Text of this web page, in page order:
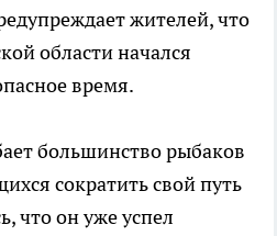
жителей, что
области начался
время.
большинство рыбаков
сократить свой путь
что он уже успел